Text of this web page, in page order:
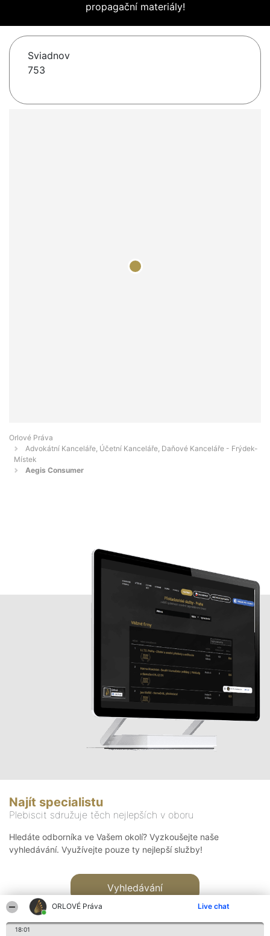
ORLOVÉ Práva Live chat
18:01
propagační materiály!
Sviadnov
753
Orlové Práva
Advokátní Kanceláře, Účetní Kanceláře, Daňové Kanceláře - Frýdek-
Místek
Aegis Consumer
Najít specialistu
Plebiscit sdružuje těch nejlepších v oboru
Hledáte odborníka ve Vašem okolí? Vyzkoušejte naše
vyhledávání. Využívejte pouze ty nejlepší služby!
Vyhledávání